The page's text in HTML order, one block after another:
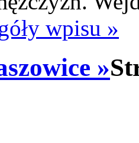
wpisu »
»